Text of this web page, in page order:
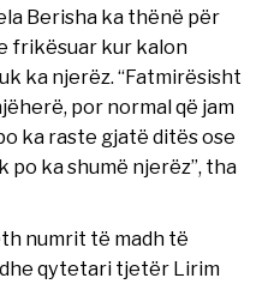
Berisha ka thënë për
frikësuar kur kalon
ka njerëz. “Fatmirësisht
por normal që jam
ka raste gjatë ditës ose
ka shumë njerëz”, tha
numrit të madh të
qytetari tjetër Lirim